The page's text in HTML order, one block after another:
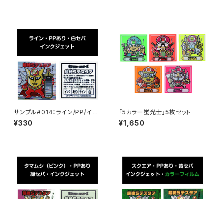
サンプル#014：ライン/PP/イン
クジェット/白セパ
¥330
「5カラー蛍光士」5枚セット
¥1,650